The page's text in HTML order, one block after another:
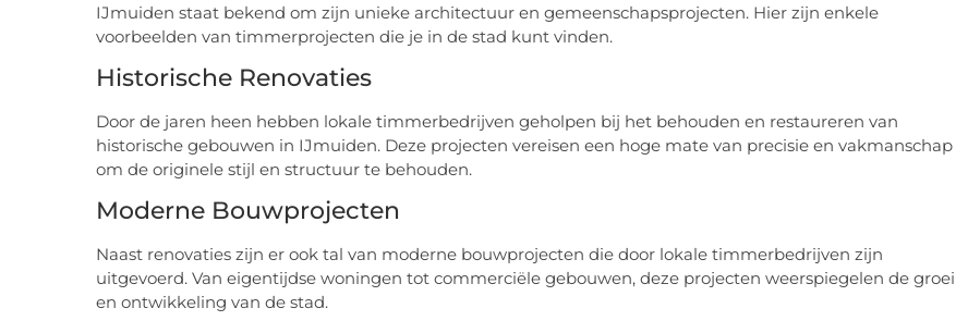
IJmuiden staat bekend om zijn unieke architectuur en gemeenschapsprojecten. Hier zijn enkele
voorbeelden van timmerprojecten die je in de stad kunt vinden.
Historische Renovaties
Door de jaren heen hebben lokale timmerbedrijven geholpen bij het behouden en restaureren van
historische gebouwen in IJmuiden. Deze projecten vereisen een hoge mate van precisie en vakmanschap
om de originele stijl en structuur te behouden.
Moderne Bouwprojecten
Naast renovaties zijn er ook tal van moderne bouwprojecten die door lokale timmerbedrijven zijn
uitgevoerd. Van eigentijdse woningen tot commerciële gebouwen, deze projecten weerspiegelen de groei
en ontwikkeling van de stad.